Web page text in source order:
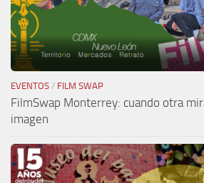
EVENTOS / FILM SWAP
FilmSwap Monterrey: cuando otra
imagen